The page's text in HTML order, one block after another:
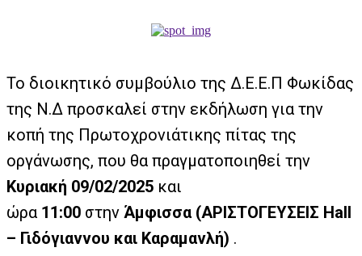
Το διοικητικό συμβούλιο της Δ.Ε.Ε.Π Φωκίδας
της Ν.Δ προσκαλεί στην εκδήλωση για την
κοπή της Πρωτοχρονιάτικης πίτας της
οργάνωσης, που θα πραγματοποιηθεί την
Κυριακή 09/02/2025 και
ώρα 11:00 στην Άμφισσα (ΑΡΙΣΤΟΓΕΥΣΕΙΣ Hall
– Γιδόγιαννου και Καραμανλή) .